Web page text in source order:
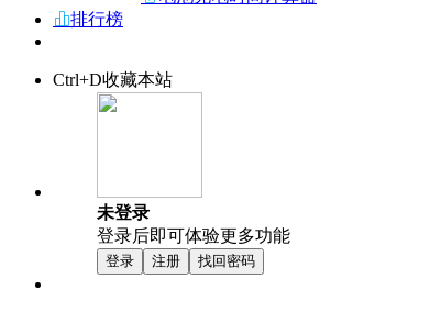
排行榜
Ctrl+D收藏本站
未登录
登录后即可体验更多功能
登录 注册 找回密码